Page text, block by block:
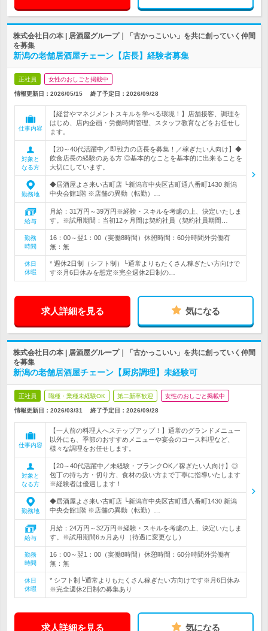
株式会社日の本 | 居酒屋グループ｜「古かっこいい」を共に創っていく仲間
を募集
新潟の老舗居酒屋チェーン【店長】経験者募集
正社員 女性のおしごと掲載中
情報更新日：2026/05/15 終了予定日： 2026/09/28
仕事内容
【経営やマネジメントスキルを学べる環境！】店舗接客、調理を
はじめ、店内企画・労働時間管理、スタッフ教育などをお任せし
ます。
対象と
なる方
【20～40代活躍中／即戦力の店長を募集！／稼ぎたい人向け】◆
飲食店長の経験のある方 ◎基本的なことを基本的に出来ることを
大切にしています。
勤務地
◆居酒屋よさ来い古町店 └新潟市中央区古町通八番町1430 新潟
中央会館1階 ※店舗の異動（転勤）…
給与
月給：31万円～39万円※経験・スキルを考慮の上、決定いたしま
す。※試用期間：当初12ヶ月間は契約社員（契約社員期間…
勤務
時間
16：00～翌1：00（実働8時間）休憩時間：60分時間外労働有
無：無
休日
休暇
* 週休2日制（シフト制）└通常よりもたくさん稼ぎたい方向けで
す※月6日休みを想定※完全週休2日制の…
求人詳細を見る 気になる
株式会社日の本 | 居酒屋グループ｜「古かっこいい」を共に創っていく仲間
を募集
新潟の老舗居酒屋チェーン【厨房調理】未経験可
正社員 職種・業種未経験OK 第二新卒歓迎 女性のおしごと掲載中
情報更新日：2026/03/31 終了予定日： 2026/09/28
仕事内容
【一人前の料理人へステップアップ！】通常のグランドメニュー
以外にも、季節のおすすめメニューや宴会のコース料理など、
様々な調理をお任せします。
対象と
なる方
【20～40代活躍中／未経験・ブランクOK／稼ぎたい人向け】◎
包丁の持ち方・切り方、食材の扱い方まで丁寧に指導いたします
※経験者は優遇します！
勤務地
◆居酒屋よさ来い古町店 └新潟市中央区古町通八番町1430 新潟
中央会館1階 ※店舗の異動（転勤）…
給与
月給：24万円～32万円※経験・スキルを考慮の上、決定いたしま
す。※試用期間6ヵ月あり（待遇に変更なし）
勤務
時間
16：00～翌1：00（実働8時間）休憩時間：60分時間外労働有
無：無
休日
休暇
* シフト制└通常よりもたくさん稼ぎたい方向けです※月6日休み
※完全週休2日制の募集あり
求人詳細を見る 気になる